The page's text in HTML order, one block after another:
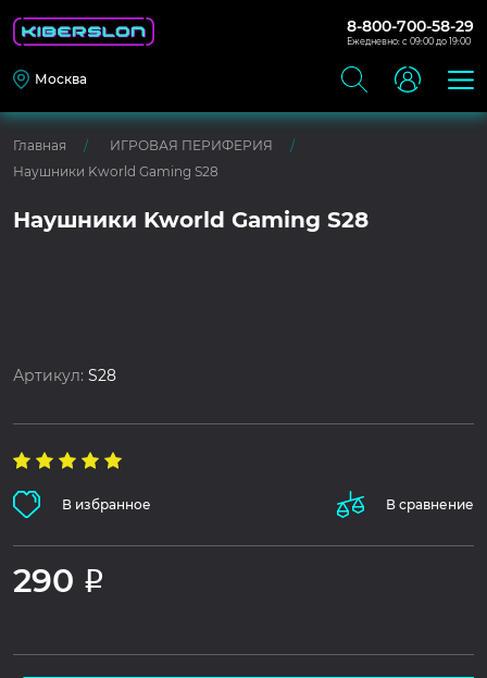
8-800-700-58-29
Ежедневно: с 09:00 до 19:00
Москва
Главная
ИГРОВАЯ ПЕРИФЕРИЯ
Наушники Kworld Gaming S28
Наушники Kworld Gaming S28
Артикул:S28
В избранное В сравнение
290 Р